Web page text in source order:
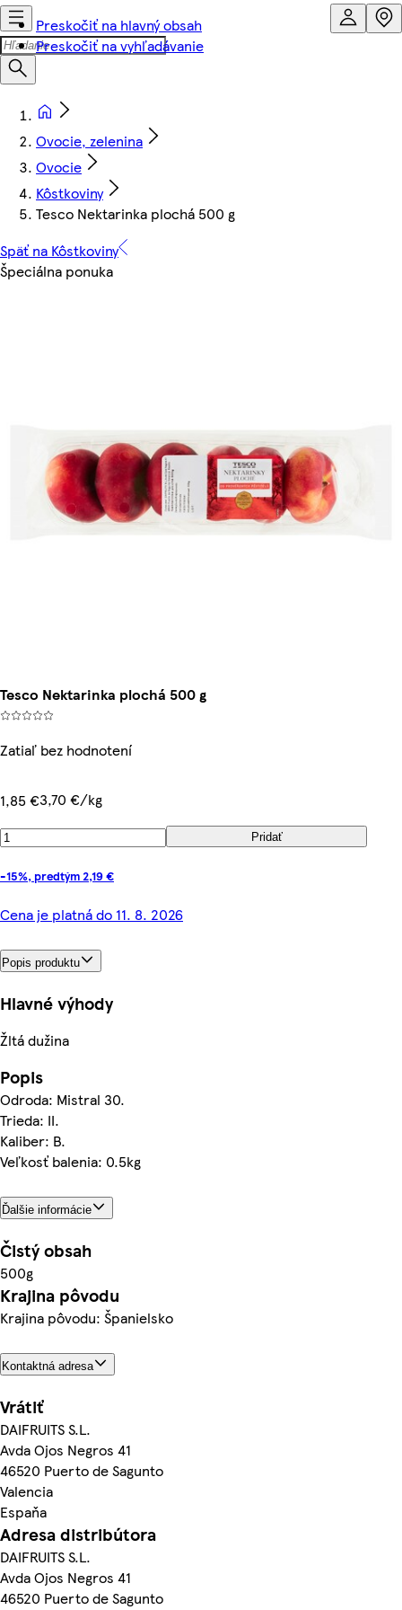
Preskočiť na hlavný obsah
Preskočiť na vyhľadávanie
Ovocie, zelenina
Ovocie
Kôstkoviny
Tesco Nektarinka plochá 500 g
Späť na Kôstkoviny
Špeciálna ponuka
Tesco Nektarinka plochá 500 g
Zatiaľ bez hodnotení
1,85 €3,70 €/kg
Pridať
-15%, predtým 2,19 €
Cena je platná do 11. 8. 2026
Popis produktu
Hlavné výhody
Žltá dužina
Popis
Odroda: Mistral 30.
Trieda: II.
Kaliber: B.
Veľkosť balenia: 0.5kg
Ďalšie informácie
Čistý obsah
500g
Krajina pôvodu
Krajina pôvodu: Španielsko
Kontaktná adresa
Vrátiť
DAIFRUITS S.L.
Avda Ojos Negros 41
46520 Puerto de Sagunto
Valencia
Espaňa
Adresa distribútora
DAIFRUITS S.L.
Avda Ojos Negros 41
46520 Puerto de Sagunto